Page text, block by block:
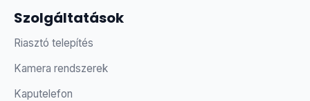
Szolgáltatások
Riasztó telepítés
Kamera rendszerek
Kaputelefon